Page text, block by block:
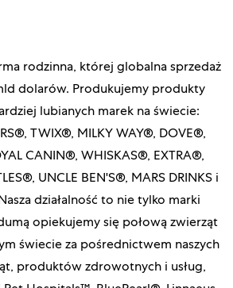
rodzinna, której globalna sprzedaż
dolarów. Produkujemy produkty
lubianych marek na świecie:
TWIX®, MILKY WAY®, DOVE®,
CANIN®, WHISKAS®, EXTRA®,
UNCLE BEN'S®, MARS DRINKS i
działalność to nie tylko marki
opiekujemy się połową zwierząt
świecie za pośrednictwem naszych
produktów zdrowotnych i usług,